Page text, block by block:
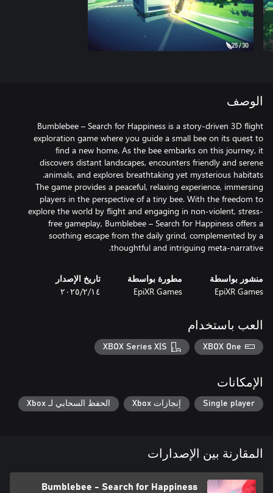
الوصف
Bumblebee – Search for Happiness is a story-driven 3D flight
exploration game where you guide a small bee on its quest to
find a new home. As the bee embarks on this journey, it
discovers distant landscapes, encounters friendly and serene
The game provides a peaceful, relaxing experience, immersing
players in the perspective of a tiny bee. With the freedom to
explore the world by flight and engaging in non-violent, stress-
free gameplay, Bumblebee – Search for Happiness offers a
soothing escape from the daily grind, complemented by a
thoughtful and intriguing meta-narrative.
منشور بواسطة
EpiXR Games
مطورة بواسطة
EpiXR Games
تاريخ الإصدار
١٤‏/٢‏/٢٠٢٥
العب باستخدام
XBOX One
XBOX Series X|S
الإمكانات
Single player إنجازات Xbox الحفظ السحابي لـ Xbox
المقارنة بين الإصدارات
Bumblebee - Search for Happiness